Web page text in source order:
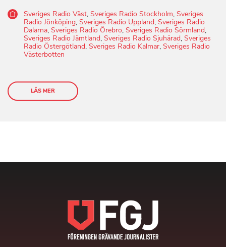
Sveriges Radio Väst,Sveriges Radio Stockholm,Sveriges
Radio Jönköping,Sveriges Radio Uppland,Sveriges Radio
Dalarna,Sveriges Radio Örebro,Sveriges Radio Sörmland,
Sveriges Radio Jämtland,Sveriges Radio Sjuhärad,Sveriges
Radio Östergötland,Sveriges Radio Kalmar,Sveriges Radio
Västerbotten
LÄS MER